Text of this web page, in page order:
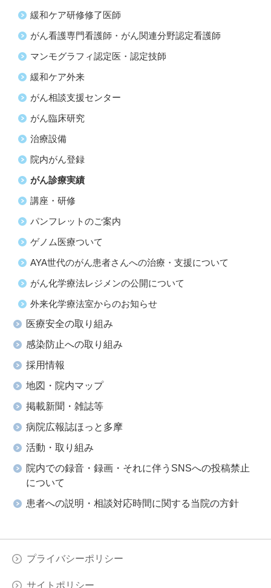
緩和ケア研修修了医師
がん看護専門看護師・がん関連分野認定看護師
マンモグラフィ認定医・認定技師
緩和ケア外来
がん相談支援センター
がん臨床研究
治療設備
院内がん登録
がん診療実績
講座・研修
パンフレットのご案内
ゲノム医療ついて
AYA世代のがん患者さんへの治療・支援について
がん化学療法レジメンの公開について
外来化学療法室からのお知らせ
医療安全の取り組み
感染防止への取り組み
採用情報
地図・院内マップ
掲載新聞・雑誌等
病院広報誌ほっと多摩
活動・取り組み
院内での録音・録画・それに伴うSNSへの投稿禁止
について
患者への説明・相談対応時間に関する当院の方針
プライバシーポリシー
サイトポリシー